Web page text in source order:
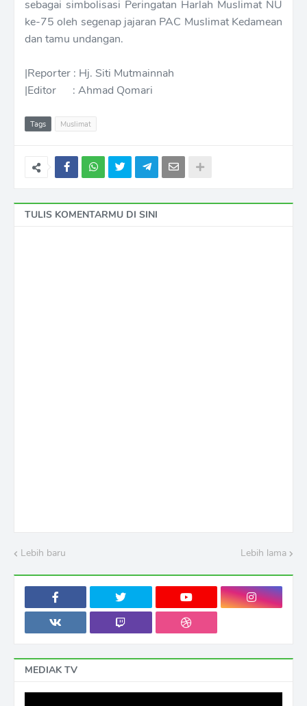
sebagai simbolisasi Peringatan Harlah Muslimat NU
ke-75 oleh segenap jajaran PAC Muslimat Kedamean
dan tamu undangan.
|Reporter : Hj. Siti Mutmainnah
|Editor : Ahmad Qomari
Tags Muslimat
TULIS KOMENTARMU DI SINI
Lebih baru Lebih lama
MEDIAK TV